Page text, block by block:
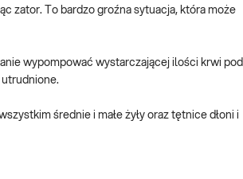
zator. To bardzo groźna sytuacja, która może
wypompować wystarczającej ilości krwi pod
średnie i małe żyły oraz tętnice dłoni i